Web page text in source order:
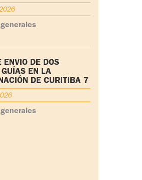
ENVÍO DE DOS
GUÍAS EN LA
DE CURITIBA 7